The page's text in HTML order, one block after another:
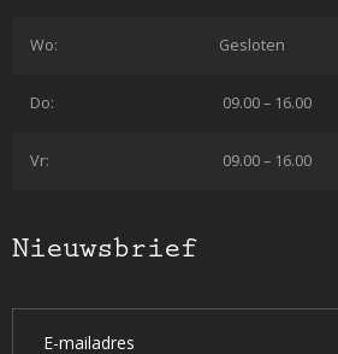
Wo: Gesloten
Do: 09.00 – 16.00
Vr: 09.00 – 16.00
Nieuwsbrief